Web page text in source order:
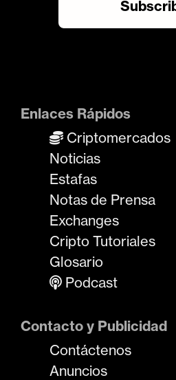
Enlaces Rápidos
Criptomercados
Noticias
Estafas
Notas de Prensa
Exchanges
Cripto Tutoriales
Glosario
Podcast
Contacto y Publicidad
Contáctenos
Anuncios